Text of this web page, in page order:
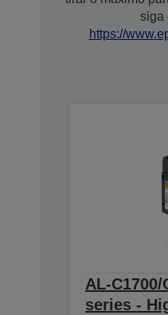
siga
https://
AL-C1700/
series -